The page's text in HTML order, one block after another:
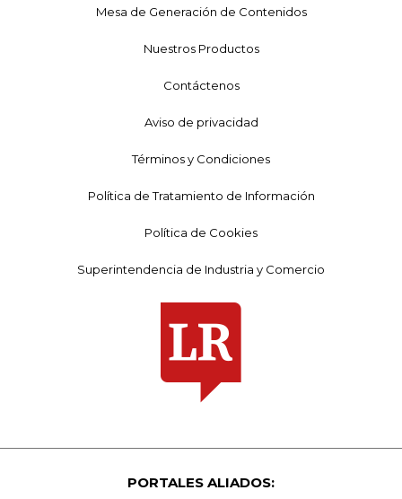
Mesa de Generación de Contenidos
Nuestros Productos
Contáctenos
Aviso de privacidad
Términos y Condiciones
Política de Tratamiento de Información
Política de Cookies
Superintendencia de Industria y Comercio
PORTALES ALIADOS: